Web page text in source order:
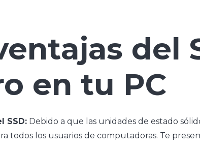
del
en tu PC
SSD: Debido a que las unidades de estado
todos los usuarios de computadoras. Te